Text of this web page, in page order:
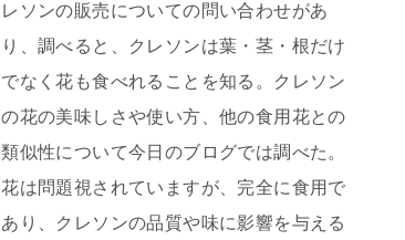
レソンの販売についての問い合わせがあ
り、調べると、クレソンは葉・茎・根だけ
でなく花も食べれることを知る。クレソン
の花の美味しさや使い方、他の食用花との
類似性について今日のブログでは調べた。
花は問題視されていますが、完全に食用で
あり、クレソンの品質や味に影響を与える